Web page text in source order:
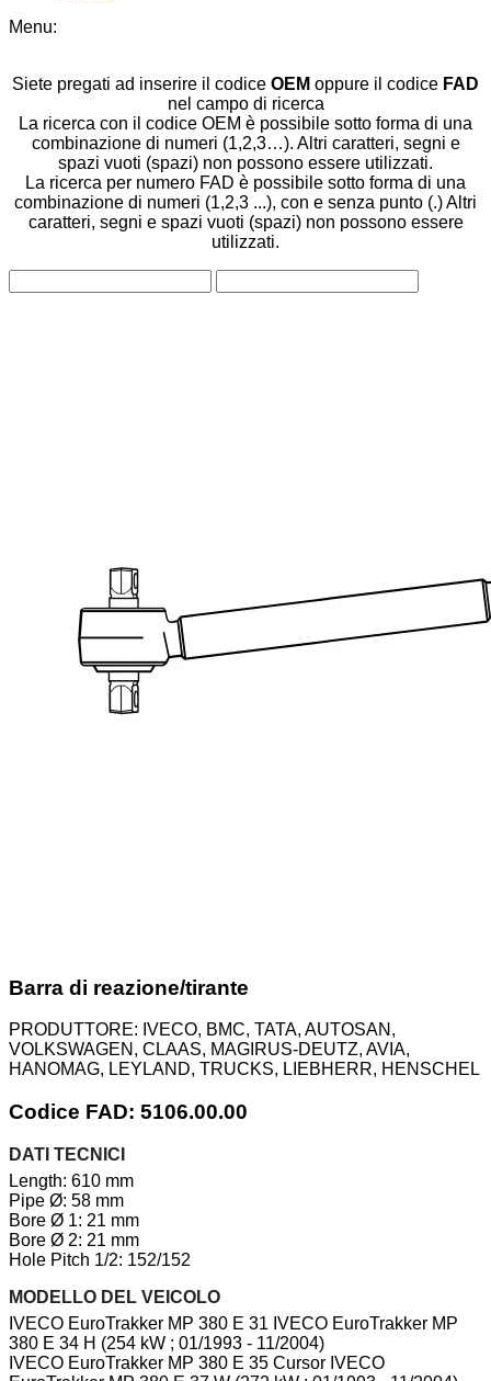
Menu:
Siete pregati ad inserire il codice OEM oppure il codice FAD
nel campo di ricerca
La ricerca con il codice OEM è possibile sotto forma di una
combinazione di numeri (1,2,3…). Altri caratteri, segni e
spazi vuoti (spazi) non possono essere utilizzati.
La ricerca per numero FAD è possibile sotto forma di una
combinazione di numeri (1,2,3 ...), con e senza punto (.) Altri
caratteri, segni e spazi vuoti (spazi) non possono essere
utilizzati.
Barra di reazione/tirante
PRODUTTORE: IVECO, BMC, TATA, AUTOSAN,
VOLKSWAGEN, CLAAS, MAGIRUS-DEUTZ, AVIA,
HANOMAG, LEYLAND, TRUCKS, LIEBHERR, HENSCHEL
Codice FAD: 5106.00.00
DATI TECNICI
Length: 610 mm
Pipe Ø: 58 mm
Bore Ø 1: 21 mm
Bore Ø 2: 21 mm
Hole Pitch 1/2: 152/152
MODELLO DEL VEICOLO
IVECO EuroTrakker MP 380 E 31 IVECO EuroTrakker MP
380 E 34 H (254 kW ; 01/1993 - 11/2004)
IVECO EuroTrakker MP 380 E 35 Cursor IVECO